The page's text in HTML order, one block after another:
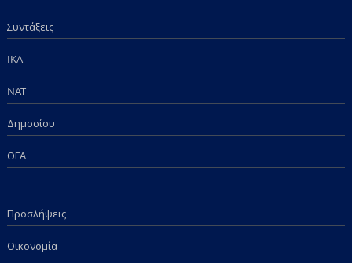
Συντάξεις
IKA
NAT
Δημοσίου
ΟΓΑ
Προσλήψεις
Οικονομία